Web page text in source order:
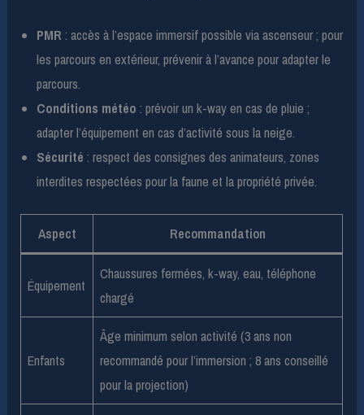
PMR : accès à l’espace immersif possible via ascenseur ; pour
les parcours en extérieur, prévenir à l’avance pour adapter le
parcours.
Conditions météo : prévoir un k-way en cas de pluie ;
adapter l’équipement en cas d’activité sous la neige.
Sécurité : respect des consignes des animateurs, zones
interdites respectées pour la faune et la propriété privée.
Aspect Recommandation
Équipement
Chaussures fermées, k-way, eau, téléphone
chargé
Enfants
Âge minimum selon activité (3 ans non
recommandé pour l’immersion ; 8 ans conseillé
pour la projection)